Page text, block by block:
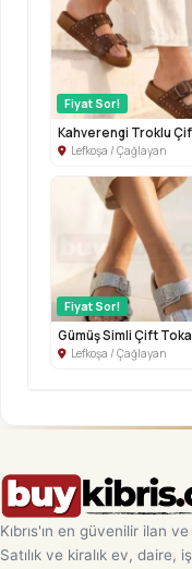
Fiyat Sor!
Lefkoşa / Çağlayan
Fiyat Sor!
Lefkoşa / Çağlayan
Kıbrıs'ın en güvenilir ilan
Satılık ve kiralık ev, daire,